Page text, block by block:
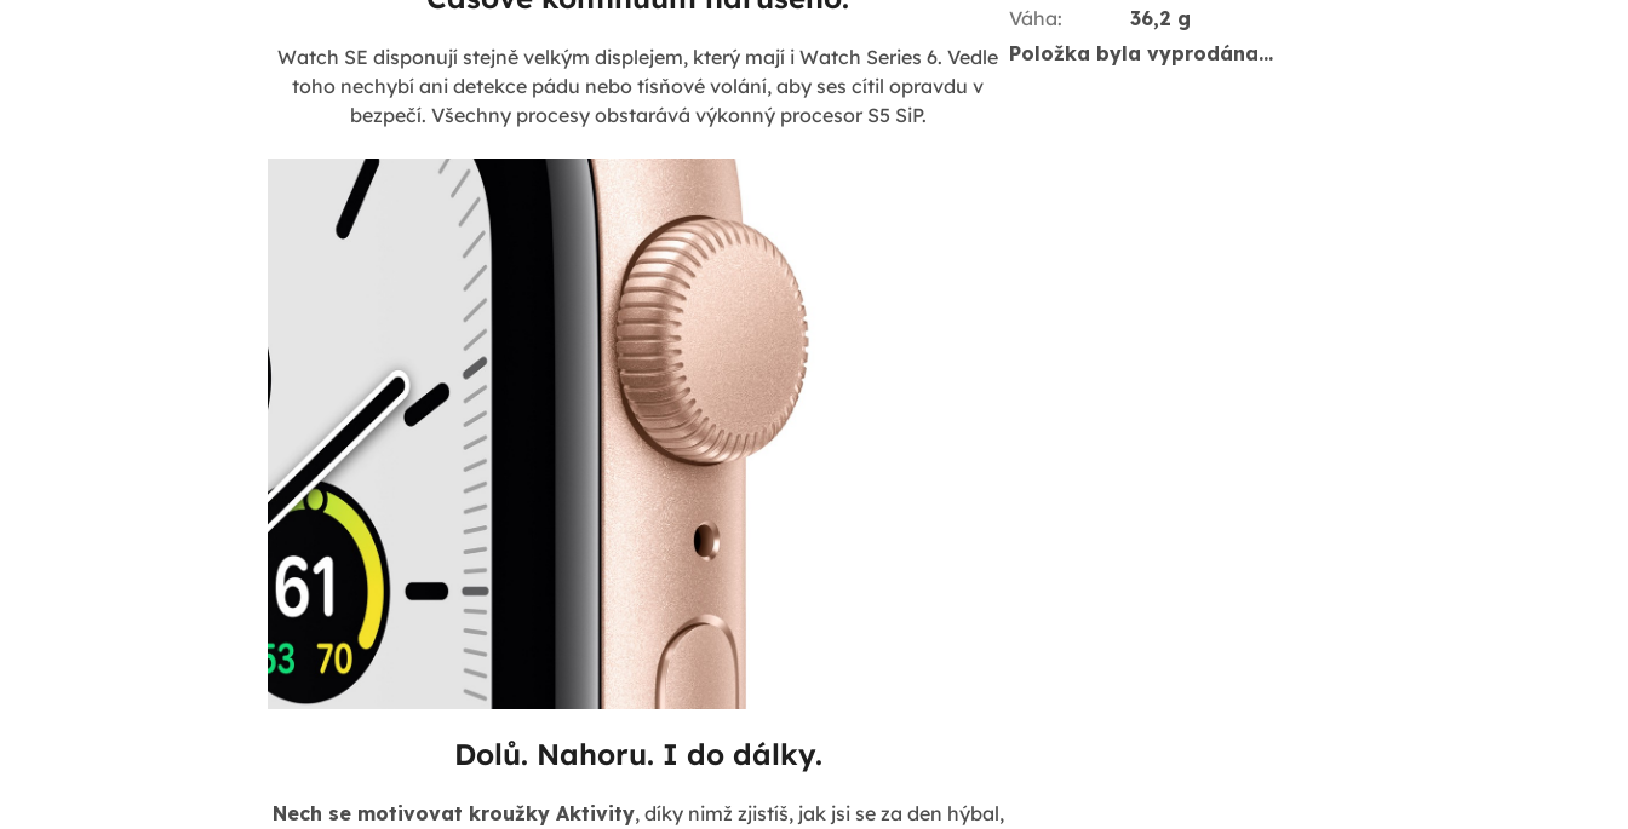
Watch SE disponují stejně velkým displejem, který mají i Watch Series 6. Vedle
toho nechybí ani detekce pádu nebo tísňové volání, aby ses cítil opravdu v
bezpečí. Všechny procesy obstarává výkonný procesor S5 SiP.
Dolů. Nahoru. I do dálky.
Nech se motivovat kroužky Aktivity, díky nimž zjistíš, jak jsi se za den hýbal,
Váha:
36,2 g
Položka byla vyprodána…